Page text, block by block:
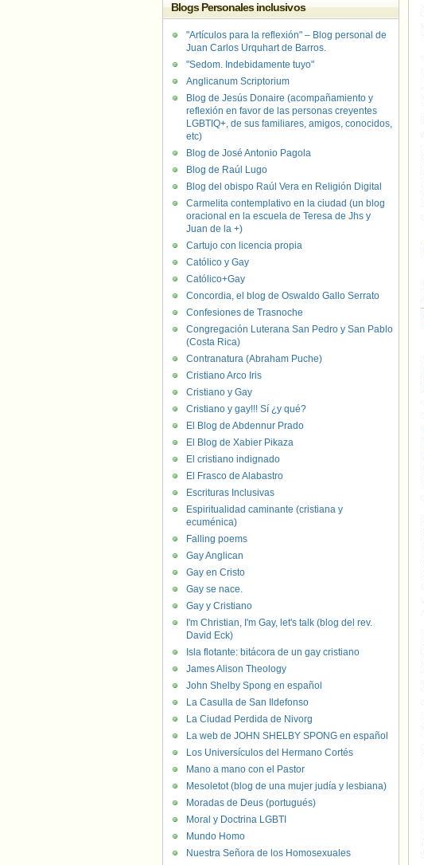
Blogs Personales inclusivos
"Artículos para la reflexión" – Blog personal de
Juan Carlos Urquhart de Barros.
"Sedom. Indebidamente tuyo"
Anglicanum Scriptorium
Blog de Jesús Donaire (acompañamiento y
reflexión en favor de las personas creyentes
LGBTIQ+, de sus familiares, amigos, conocidos,
etc)
Blog de José Antonio Pagola
Blog de Raúl Lugo
Blog del obispo Raúl Vera en Religión Digital
Carmelita contemplativo en la ciudad (un blog
oracional en la escuela de Teresa de Jhs y
Juan de la +)
Cartujo con licencia propia
Católico y Gay
Católico+Gay
Concordia, el blog de Oswaldo Gallo Serrato
Confesiones de Trasnoche
Congregación Luterana San Pedro y San Pablo
(Costa Rica)
Contranatura (Abraham Puche)
Cristiano Arco Iris
Cristiano y Gay
Cristiano y gay!!! Sí ¿y qué?
El Blog de Abdennur Prado
El Blog de Xabier Pikaza
El cristiano indignado
El Frasco de Alabastro
Escrituras Inclusivas
Espiritualidad caminante (cristiana y
ecuménica)
Falling poems
Gay Anglican
Gay en Cristo
Gay se nace.
Gay y Cristiano
I'm Christian, I'm Gay, let's talk (blog del rev.
David Eck)
Isla flotante: bitácora de un gay cristiano
James Alison Theology
John Shelby Spong en español
La Casulla de San Ildefonso
La Ciudad Perdida de Nivorg
La web de JOHN SHELBY SPONG en español
Los Universículos del Hermano Cortés
Mano a mano con el Pastor
Mesoletot (blog de una mujer judía y lesbiana)
Moradas de Deus (portugués)
Moral y Doctrina LGBTI
Mundo Homo
Nuestra Señora de los Homosexuales